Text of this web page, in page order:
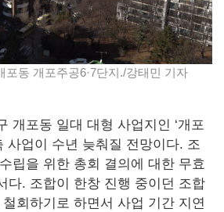
포동 개포주공6·7단지./강태민 기자
개포동 일대 대형 사업지인 ‘개포
사업이 수년 늦춰질 전망이다. 조
립을 위한 총회 결의에 대한 무효
다. 조합이 한창 진행 중이던 조합
회하기로 하면서 사업 기간 지연